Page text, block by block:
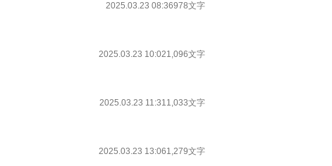
2025.03.23 08:36978文字
2025.03.23 10:021,096文字
2025.03.23 11:311,033文字
2025.03.23 13:061,279文字